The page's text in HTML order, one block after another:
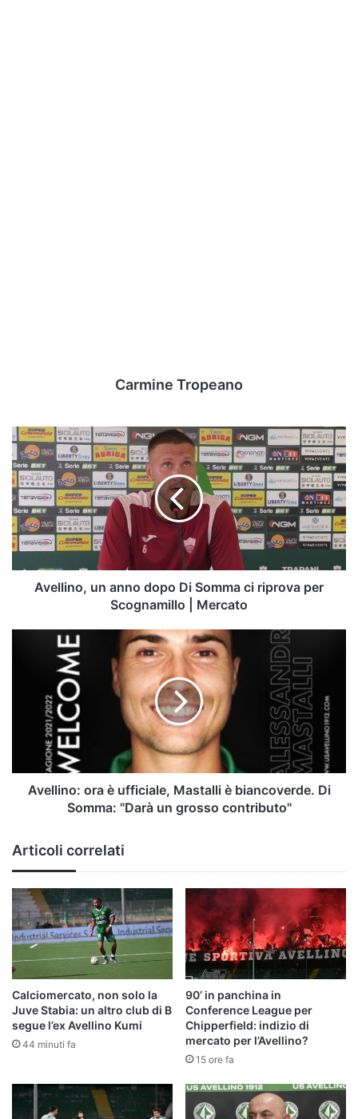
Carmine Tropeano
Avellino,
un
anno
dopo
Di
Somma
ci
riprova
per
Scognamillo
Avellino, un anno dopo Di Somma ci riprova per
Scognamillo | Mercato
Mastalli
biancoverde.
Somma:
"DaràAvellino: ora è ufficiale, Mastalli è biancoverde. Di
Somma: "Darà un grosso contributo"
Articoli correlati
Calciomercato, non solo la
Juve Stabia: un altro club di B
segue l’ex Avellino Kumi
44 minuti fa
90’ in panchina in
Conference League per
Chipperfield: indizio di
mercato per l’Avellino?
15 ore fa